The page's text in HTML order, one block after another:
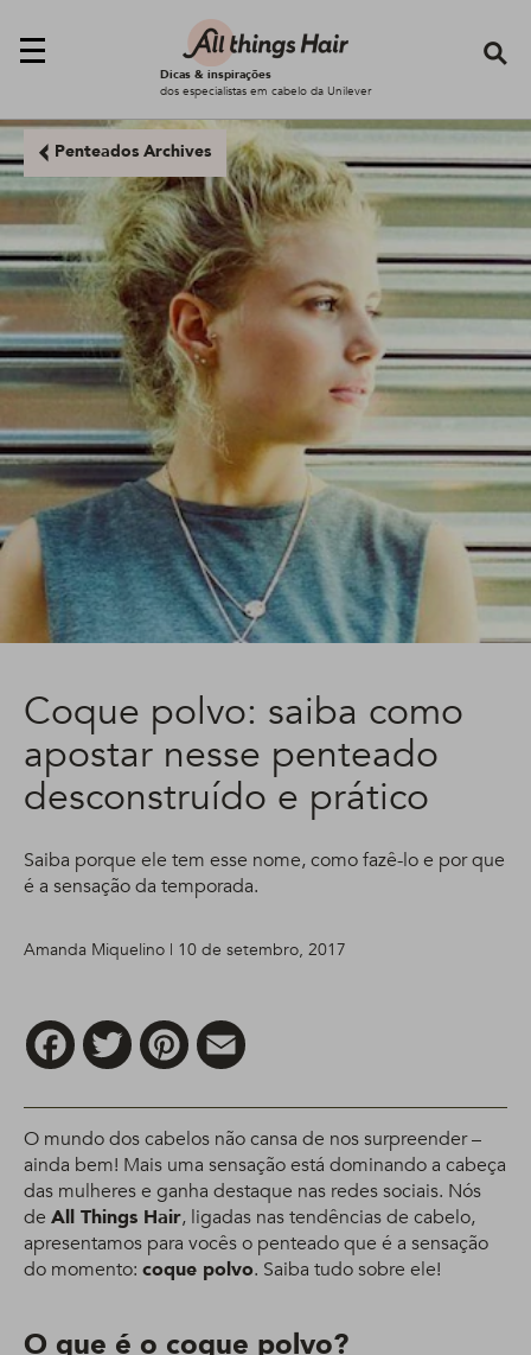
Dicas & inspirações
dos especialistas em cabelo da Unilever
Penteados Archives
Coque polvo: saiba como
apostar nesse penteado
desconstruído e prático
Saiba porque ele tem esse nome, como fazê-lo e por que
é a sensação da temporada.
Amanda Miquelino | 10 de setembro, 2017
FacebookTwitter Pinterest
O mundo dos cabelos não cansa de nos surpreender –
ainda bem! Mais uma sensação está dominando a cabeça
das mulheres e ganha destaque nas redes sociais. Nós
de All Things Hair, ligadas nas tendências de cabelo,
apresentamos para vocês o penteado que é a sensação
do momento: coque polvo. Saiba tudo sobre ele!
O que é o coque polvo?